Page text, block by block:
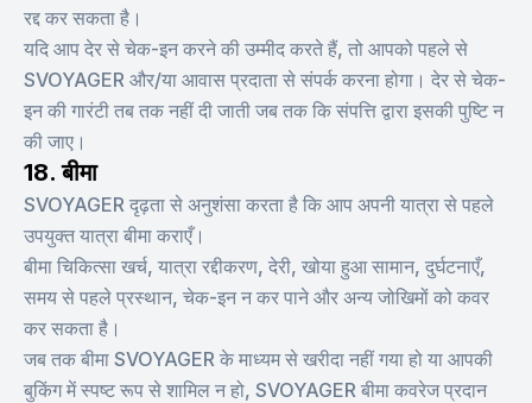
रद्द कर सकता है।
यदि आप देर से चेक-इन करने की उम्मीद करते हैं, तो आपको पहले से
SVOYAGER और/या आवास प्रदाता से संपर्क करना होगा। देर से चेक-
इन की गारंटी तब तक नहीं दी जाती जब तक कि संपत्ति द्वारा इसकी पुष्टि न
की जाए।
18. बीमा
SVOYAGER दृढ़ता से अनुशंसा करता है कि आप अपनी यात्रा से पहले
उपयुक्त यात्रा बीमा कराएँ।
बीमा चिकित्सा खर्च, यात्रा रद्दीकरण, देरी, खोया हुआ सामान, दुर्घटनाएँ,
समय से पहले प्रस्थान, चेक-इन न कर पाने और अन्य जोखिमों को कवर
कर सकता है।
जब तक बीमा SVOYAGER के माध्यम से खरीदा नहीं गया हो या आपकी
बुकिंग में स्पष्ट रूप से शामिल न हो, SVOYAGER बीमा कवरेज प्रदान